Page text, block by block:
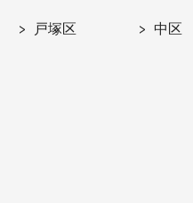
戸塚区 中区